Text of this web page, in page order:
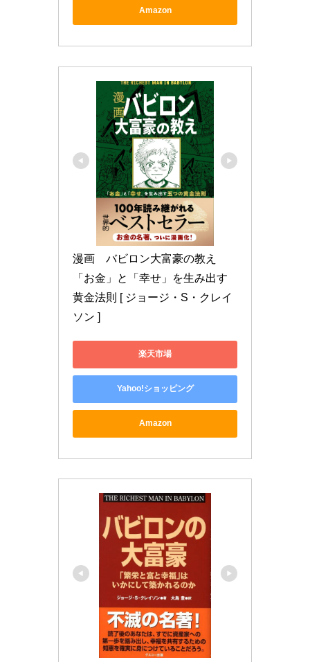
Amazon
漫画　バビロン大富豪の教え
「お金」と「幸せ」を生み出す
黄金法則 [ ジョージ・S・クレイ
ソン ]
楽天市場
Yahoo!ショッピング
Amazon